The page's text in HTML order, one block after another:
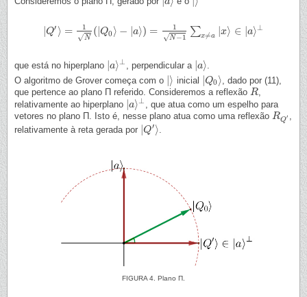
Q′ ⟩ = 1
N
√
( Q0 ⟩ − a⟩) = 1
N−1
√ ∑x≠a |x⟩ ∈ |a⟩⊥
Q′⟩ = 1N |Q0⟩ − |a⟩)= 1N −1∑x ≠a x⟩∈|a⟩ ⊥
que está no hiperplano a⟩⊥
a⟩⊥ , perpendicular a a⟩
a⟩
O algoritmo de Grover começa com o ⟩
⟩ inicial Q0 ⟩
Q0⟩
, dado por (11),
que pertence ao plano Π referido. Consideremos a reflexão R
R
relativamente ao hiperplano a⟩⊥
a⟩⊥
, que atua como um espelho para
vetores no plano Π. Isto é, nesse plano atua como uma reflexão RQ′
RQ′
relativamente à reta gerada por Q′⟩
Q′⟩
FIGURA 4. Plano Π.